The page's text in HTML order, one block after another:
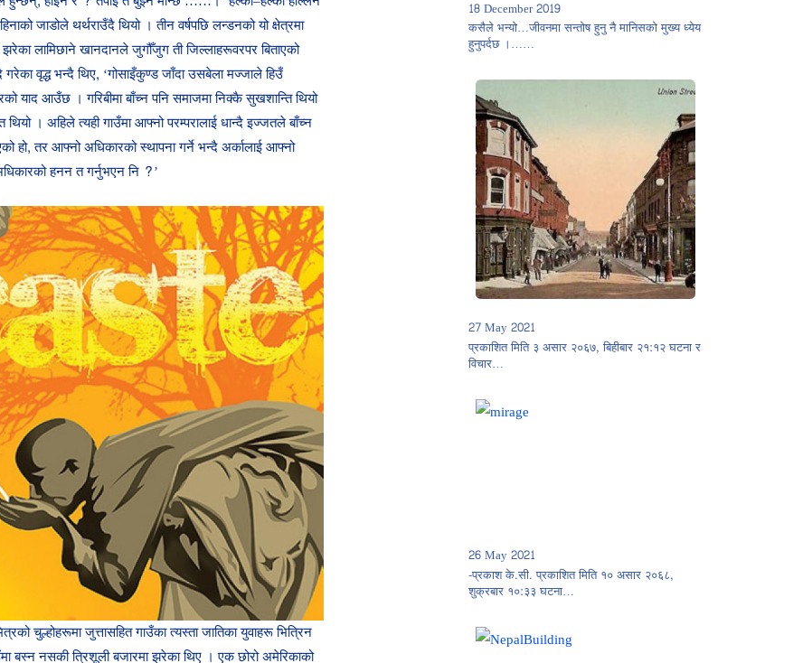
जाडोले थर्थराउँदै थियो । तीन वर्षपछि लन्डनको यो क्षेत्रमा
लामिछाने खानदानले जुगौँजुग ती जिल्लाहरूवरपर बिताएको
वृद्ध भन्दै थिए, ‘गोसाइँकुण्ड जाँदा उसबेला मज्जाले हिउँ
याद आउँछ । गरिबीमा बाँच्न पनि समाजमा निक्कै सुखशान्ति थियो
थियो । अहिले त्यही गाउँमा आफ्नो परम्परालाई धान्दै इज्जतले बाँच्न
तर आफ्नो अधिकारको स्थापना गर्ने भन्दै अर्कालाई आफ्नो
हनन त गर्नुभएन नि ?’
चुल्होहरूमा जुत्तासहित गाउँका त्यस्ता जातिका युवाहरू भित्रिन
बस्न नसकी त्रिशूली बजारमा झरेका थिए । एक छोरो अमेरिकाको
18 December 2019
कसैले भन्यो…जीवनमा सन्तोष हुनु नै मानिसको मुख्य ध्येय
हुनुपर्दछ ।……
27 May 2021
प्रकाशित मिति ३ असार २०६७, बिहीबार २१:१२ घटना र
विचार…
26 May 2021
-प्रकाश के.सी. प्रकाशित मिति १० असार २०६८,
शुक्रबार १०:३३ घटना…